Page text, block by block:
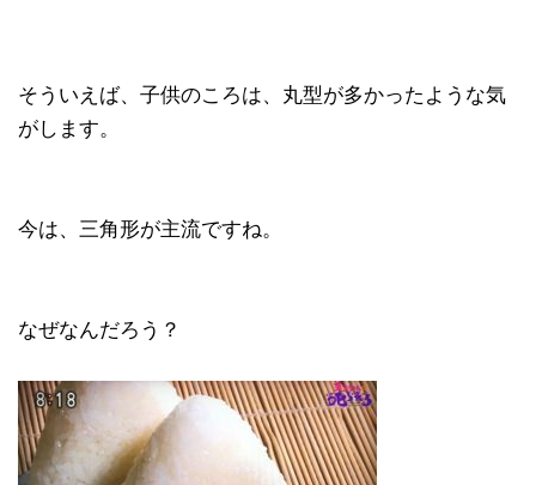
そういえば、子供のころは、丸型が多かったような気
がします。
今は、三角形が主流ですね。
なぜなんだろう？